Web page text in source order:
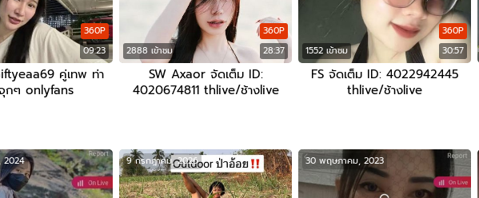
09:23
360P
คู่เทพ ท่า
กๆ onlyfans
2888 เข้าชม 28:37
360P
SW Axaor จัดเต็ม ID:
4020674811 thlive/ช้างlive
1552 เข้าชม 30:57
360P
FS จัดเต็ม ID: 4022942445
thlive/ช้างlive
2024 9 กรกฎาคม, 2026 30 พฤษภาคม, 2023